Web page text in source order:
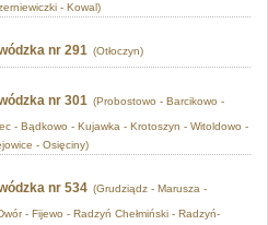
- Kowal)
nr 291 (Otłoczyn)
nr 301 (Probostowo - Barcikowo -
- Bądkowo - Kujawka - Krotoszyn - Witoldowo -
- Osięciny)
nr 534 (Grudziądz - Marusza -
- Fijewo - Radzyń Chełmiński - Radzyń-